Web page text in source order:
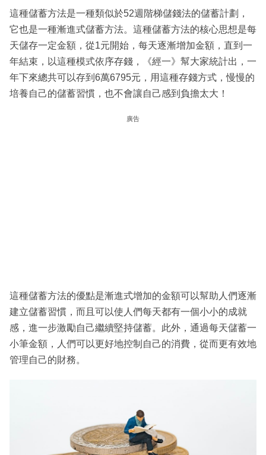
這種儲蓄方法是一種類似於52週階梯儲錢法的儲蓄計劃，
它也是一種漸進式儲蓄方法。這種儲蓄方法的核心思想是每
天儲存一定金額，從1元開始，每天逐漸增加金額，直到一
年結束，以這種模式依序存錢，《經一》幫大家統計出，一
年下來總共可以存到6萬6795元，用這種存錢方式，慢慢的
培養自己的儲蓄習慣，也不會讓自己感到負擔太大！
廣告
這種儲蓄方法的優點是漸進式增加的金額可以幫助人們逐漸
建立儲蓄習慣，而且可以使人們每天都有一個小小的成就
感，進一步激勵自己繼續堅持儲蓄。此外，通過每天儲蓄一
小筆金額，人們可以更好地控制自己的消費，從而更有效地
管理自己的財務。